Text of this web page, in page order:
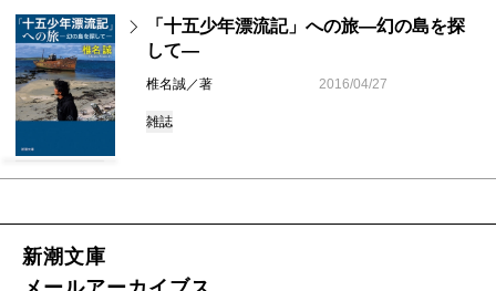
「十五少年漂流記」への旅―幻の島を探
して―
椎名誠／著 2016/04/27
雑誌
新潮文庫